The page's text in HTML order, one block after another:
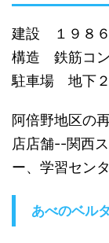
建設 １９８
構造 鉄筋コ
駐車場 地下
阿倍野地区の
店店舗--関西
ー、学習セン
あべのベル